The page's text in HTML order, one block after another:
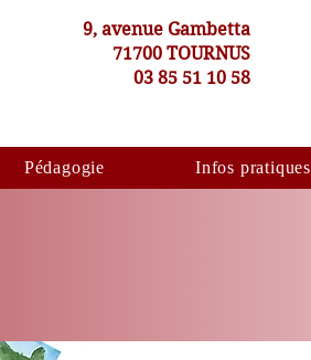
9, avenue Gambetta
71700 TOURNUS
03 85 51 10 58
Pédagogie Infos pratiques